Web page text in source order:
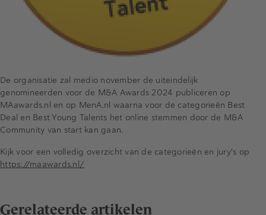
De organisatie zal medio november de uiteindelijk
genomineerden voor de M&A Awards 2024 publiceren op
MAawards.nl en op MenA.nl waarna voor de categorieën Best
Deal en Best Young Talents het online stemmen door de M&A
Community van start kan gaan.
Kijk voor een volledig overzicht van de categorieën en jury's op
https://maawards.nl/
Gerelateerde artikelen